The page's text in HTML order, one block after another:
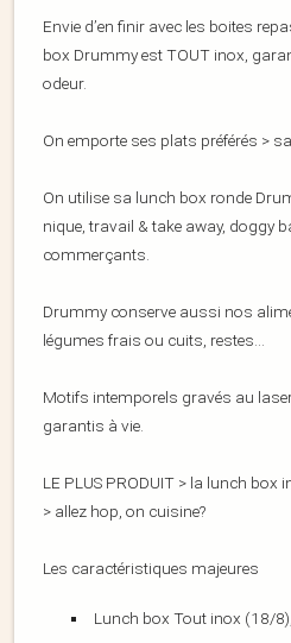
Envie d’en finir avec les boites
box Drummy est TOUT inox,
odeur.
On emporte ses plats préférés >
On utilise sa lunch box ronde
nique, travail & take away, doggy
commerçants.
Drummy conserve aussi nos
légumes frais ou cuits, restes…
Motifs intemporels gravés au
garantis à vie.
LE PLUS PRODUIT > la lunch
> allez hop, on cuisine?
Les caractéristiques majeures
Lunch box Tout inox (18/